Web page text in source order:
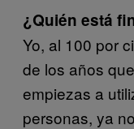
¿Quién está
Yo, al 100 por
de los años
empiezas a
personas, ya